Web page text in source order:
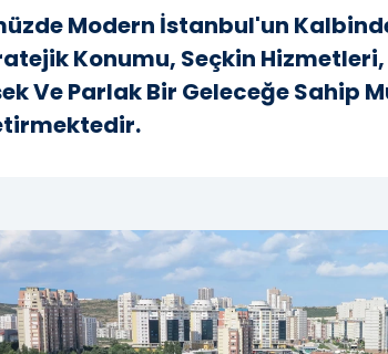
Modern İstanbul'un
Konumu, Seçkin Hizmetleri,
Ve Parlak Bir Geleceğe Sahip